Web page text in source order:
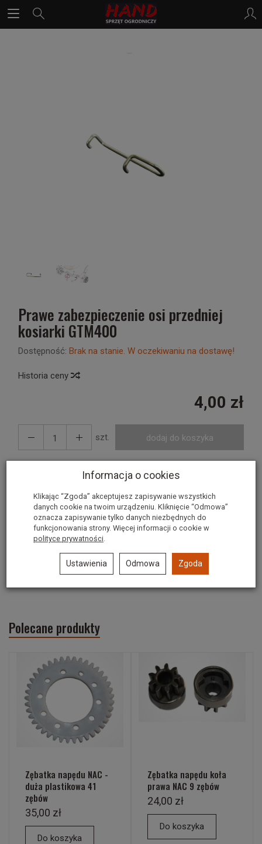
Prawe zabezpieczenie osi przedniej
kosiarki GTM400
Dostępność: Brak na stanie. W oczekiwaniu na dostawę!
Historia ceny
4,00 zł
szt. dodaj do koszyka
Prawe zabezpieczenie osi
przedniej kosiarki GTM 400
Pasuje do kosiarek:
WORLD GTM 400
Numer oryginalny: 4016700
Polecane produkty
Zębatka napędu NAC -
duża plastikowa 41
zębów
35,00 zł
Do koszyka
Zębatka napędu koła
prawa NAC 9 zębów
24,00 zł
Do koszyka
Informacja o cookies
Klikając “Zgoda” akceptujesz zapisywanie wszystkich
danych cookie na twoim urządzeniu. Kliknięcie “Odmowa”
oznacza zapisywanie tylko danych niezbędnych do
funkcjonowania strony. Więcej informacji o cookie w
polityce prywatności.
Ustawienia Odmowa Zgoda